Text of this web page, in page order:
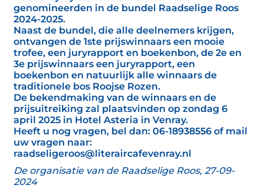
genomineerden in de bundel Raadselige Roos
2024-2025.
Naast de bundel, die alle deelnemers krijgen,
ontvangen de 1ste prijswinnaars een mooie
trofee, een juryrapport en boekenbon, de 2e en
3e prijswinnaars een juryrapport, een
boekenbon en natuurlijk alle winnaars de
traditionele bos Roojse Rozen.
De bekendmaking van de winnaars en de
prijsuitreiking zal plaatsvinden op zondag 6
april 2025 in Hotel Asteria in Venray.
Heeft u nog vragen, bel dan: 06-18938556 of mail
uw vragen naar:
raadseligeroos@literaircafevenray.nl
De organisatie van de Raadselige Roos, 27-09-
2024